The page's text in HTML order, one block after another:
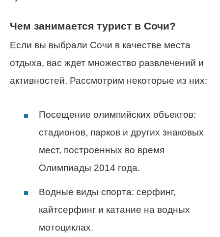
Чем занимается турист в Сочи?
Если вы выбрали Сочи в качестве места
отдыха, вас ждет множество развлечений и
активностей. Рассмотрим некоторые из них:
Посещение олимпийских объектов:
стадионов, парков и других знаковых
мест, построенных во время
Олимпиады 2014 года.
Водные виды спорта: серфинг,
кайтсерфинг и катание на водных
мотоциклах.